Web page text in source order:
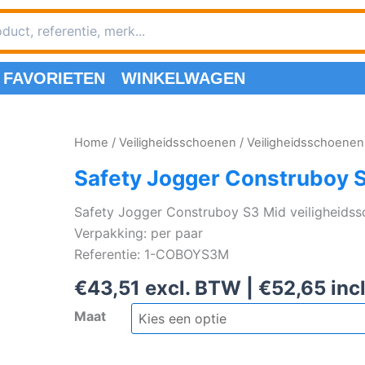
FAVORIETEN WINKELWAGEN
Home / Veiligheidsschoenen / Veiligheidsschoenen
Safety Jogger Construboy
Safety Jogger Construboy S3 Mid
Verpakking: per paar
Referentie: 1-COBOYS3M
€43,51 excl. BTW | €52,65
Maat